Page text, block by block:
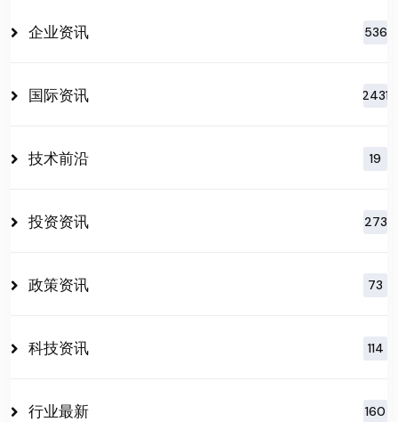
企业资讯 536
国际资讯 2431
技术前沿 19
投资资讯 273
政策资讯 73
科技资讯 114
行业最新 160